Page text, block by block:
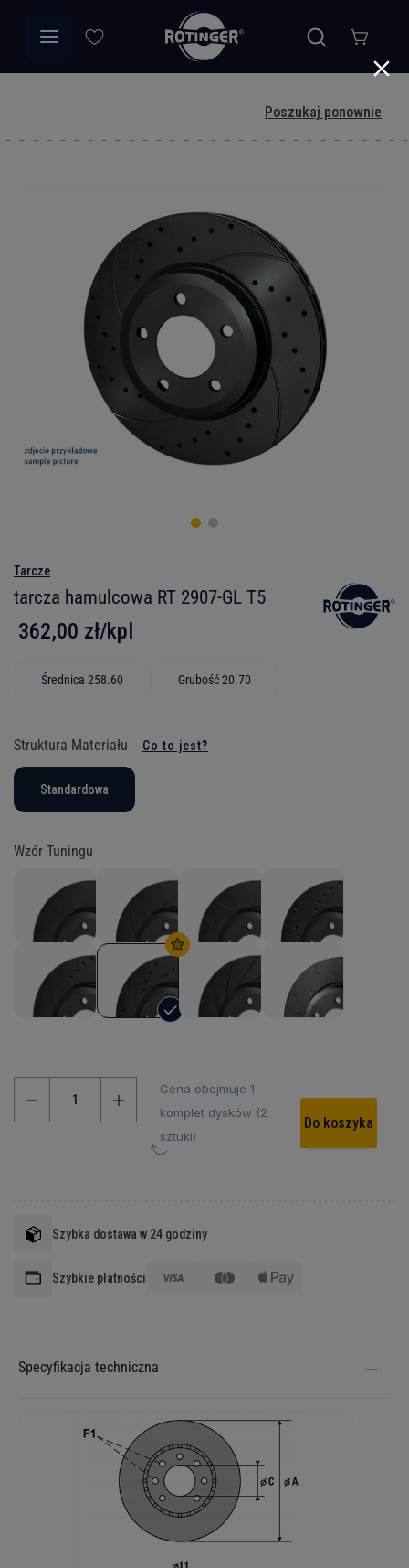
Poszukaj ponownie
Tarcze
tarcza hamulcowa RT 2907-GL T5
362,00 zł/kpl
Średnica 258.60 Grubość 20.70
Struktura Materiału Co to jest?
Standardowa
Wzór Tuningu
Cena obejmuje 1
komplet dysków (2
sztuki)
Do koszyka
Szybka dostawa w 24 godziny
Szybkie płatności
Specyfikacja techniczna